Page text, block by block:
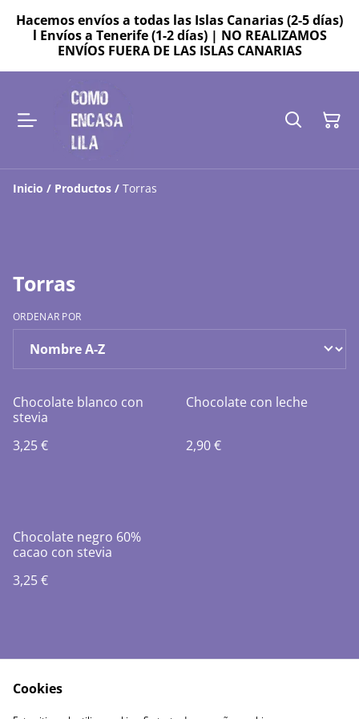
Hacemos envíos a todas las Islas Canarias (2-5 días)
l Envíos a Tenerife (1-2 días) | NO REALIZAMOS
ENVÍOS FUERA DE LAS ISLAS CANARIAS
Inicio / Productos / Torras
Torras
ORDENAR POR
Chocolate blanco con
stevia
3,25 €
Chocolate con leche
2,90 €
Chocolate negro 60%
cacao con stevia
3,25 €
Cookies